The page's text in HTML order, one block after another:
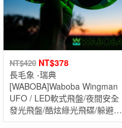
NT$420 NT$378
長毛象 -瑞典
[WABOBA]Waboba Wingman
UFO / LED軟式飛盤/夜間安全
發光飛盤/酷炫綠光飛碟/躲避飛
盤/露營戶外陸上玩具